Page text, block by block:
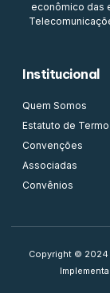
econômico das
Institucional
Quem Somos
Estatuto de
Convenções
Associadas
Convênios
Copyright ©